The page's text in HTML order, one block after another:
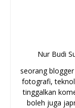
Nur Budi
seorang
fotografi,
tinggalkan
boleh juga